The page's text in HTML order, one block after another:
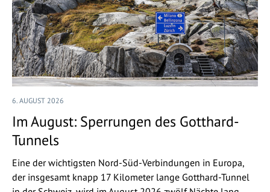
6. AUGUST 2026
Im August: Sperrungen des Gotthard-
Tunnels
Eine der wichtigsten Nord-Süd-Verbindungen in Europa,
der insgesamt knapp 17 Kilometer lange Gotthard-Tunnel